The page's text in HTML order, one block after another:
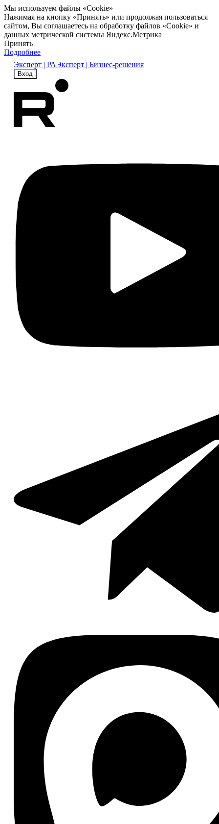
Мы используем файлы «Cookie»
Нажимая на кнопку «Принять» или продолжая пользоваться
сайтом, Вы соглашаетесь на обработку файлов «Cookie» и
данных метрической системы Яндекс.Метрика
Принять
Подробнее
Эксперт | РАЭксперт | Бизнес-решения
Вход